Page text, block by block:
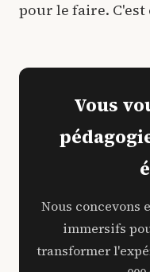
pour le faire.
Vous
Nous concevons
immersifs
transformer